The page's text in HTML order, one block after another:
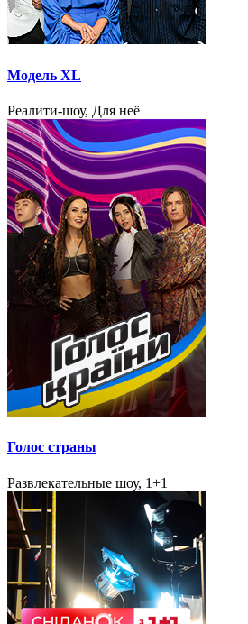
Модель XL
Реалити-шоу, Для неё
Голос страны
Развлекательные шоу, 1+1